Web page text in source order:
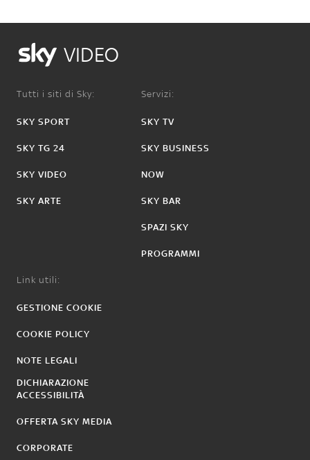
VIDEO
Tutti i siti di Sky:
SKY SPORT
SKY TG 24
SKY VIDEO
SKY ARTE
Servizi:
SKY TV
SKY BUSINESS
NOW
SKY BAR
SPAZI SKY
PROGRAMMI
Link utili:
GESTIONE COOKIE
COOKIE POLICY
NOTE LEGALI
DICHIARAZIONE
ACCESSIBILITÀ
OFFERTA SKY MEDIA
CORPORATE